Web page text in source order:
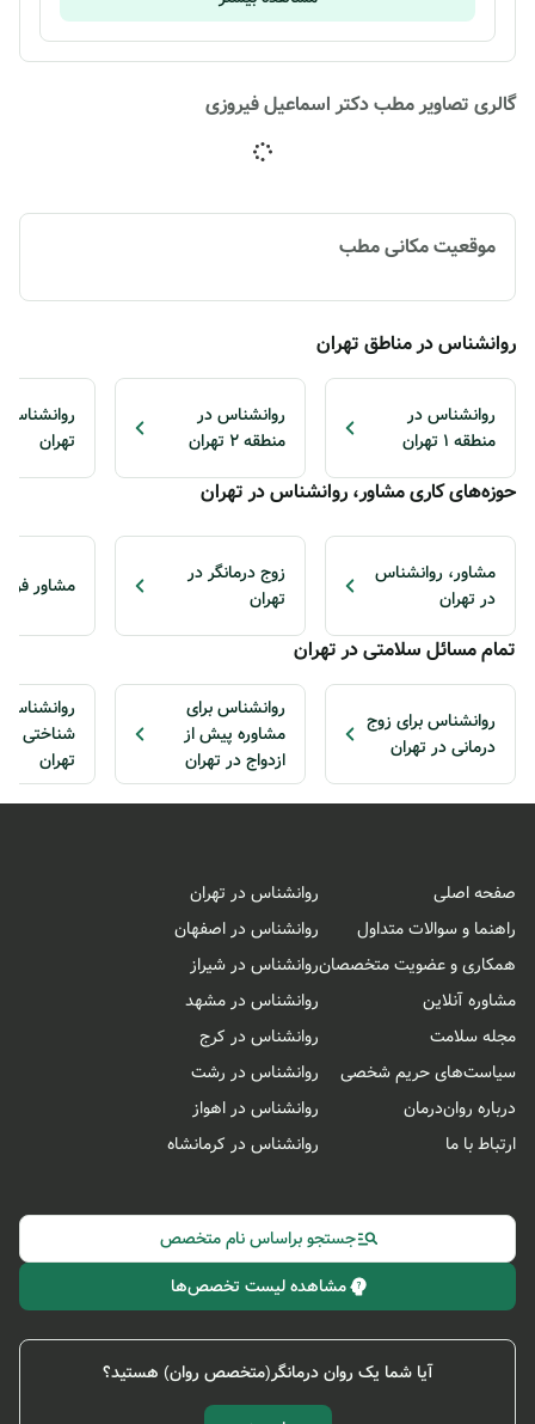
گالری تصاویر مطب دکتر اسماعیل فیروزی
موقعیت مکانی مطب
روانشناس در مناطق تهران
روانشناس در
منطقه 1 تهران
روانشناس در
منطقه 2 تهران
تهران
حوزه‌های کاری مشاور، روانشناس در تهران
مشاور، روانشناس
در تهران
زوج درمانگر در
تهران
مشاور
تمام مسائل سلامتی در تهران
روانشناس برای زوج
درمانی در تهران
روانشناس برای
مشاوره پیش از
ازدواج در تهران
روانشناس
شناختی
تهران
صفحه اصلی
راهنما و سوالات متداول
همکاری و عضویت متخصصان
مشاوره آنلاین
مجله سلامت
سیاست‌های حریم شخصی
درباره روان‌درمان
ارتباط با ما
روانشناس در تهران
روانشناس در اصفهان
روانشناس در شیراز
روانشناس در مشهد
روانشناس در کرج
روانشناس در رشت
روانشناس در اهواز
روانشناس در کرمانشاه
جستجو براساس نام متخصص
مشاهده لیست تخصص‌ها
آیا شما یک روان درمانگر(متخصص روان) هستید؟